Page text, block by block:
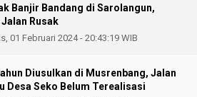
Banjir Bandang di Sarolangun,
Rusak
01 Februari 2024 - 20:43:19 WIB
Diusulkan di Musrenbang, Jalan
Desa Seko Belum Terealisasi